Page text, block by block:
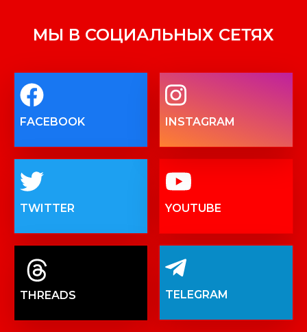
МЫ В СОЦИАЛЬНЫХ СЕТЯХ
FACEBOOK INSTAGRAM
TWITTER YOUTUBE
THREADS TELEGRAM